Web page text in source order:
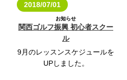
2018/07/01
お知らせ
関西ゴルフ振興 初心者スクー
ル
9月のレッスンスケジュールを
UPしました。